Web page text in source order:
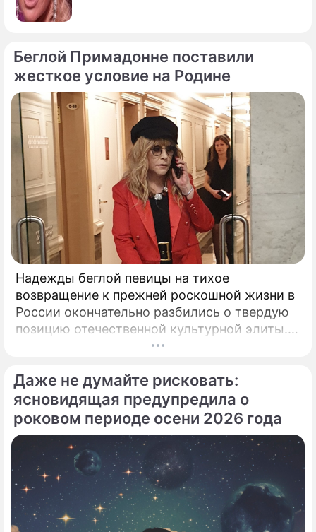
Беглой Примадонне поставили
жесткое условие на Родине
Надежды беглой певицы на тихое
возвращение к прежней роскошной жизни в
России окончательно разбились о твердую
позицию отечественной культурной элиты.
Эпопея вокруг возможного камбэка 75-
сцену приобрела абсолютно
бескомпромиссный характер.
Даже не думайте рисковать:
ясновидящая предупредила о
роковом периоде осени 2026 года